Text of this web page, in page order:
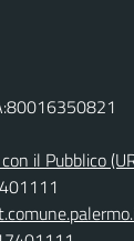
il Pubblico